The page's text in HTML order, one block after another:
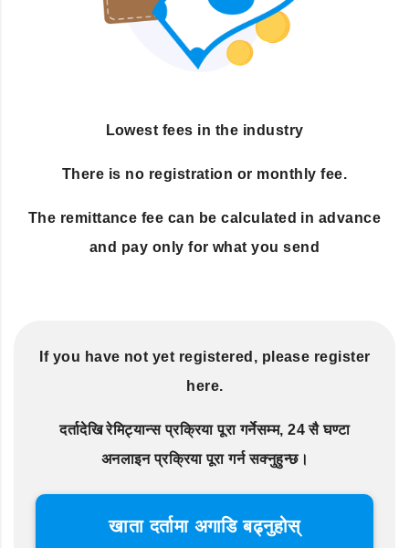
Lowest fees in the industry
There is no registration or monthly fee.
The remittance fee can be calculated in advance
and pay only for what you send
If you have not yet registered, please register
here.
दर्तादेखि रेमिट्यान्स प्रक्रिया पूरा गर्नेसम्म, 24 सै घण्टा
अनलाइन प्रक्रिया पूरा गर्न सक्नुहुन्छ।
खाता दर्तामा अगाडि बढ्नुहोस्